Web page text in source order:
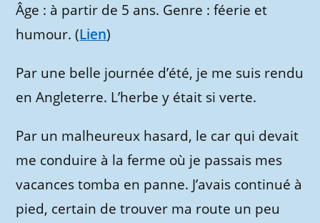
Âge : à partir de 5 ans. Genre : féerie et
humour. (Lien)
Par une belle journée d’été, je me suis rendu
en Angleterre. L’herbe y était si verte.
Par un malheureux hasard, le car qui devait
me conduire à la ferme où je passais mes
vacances tomba en panne. J’avais continué à
pied, certain de trouver ma route un peu